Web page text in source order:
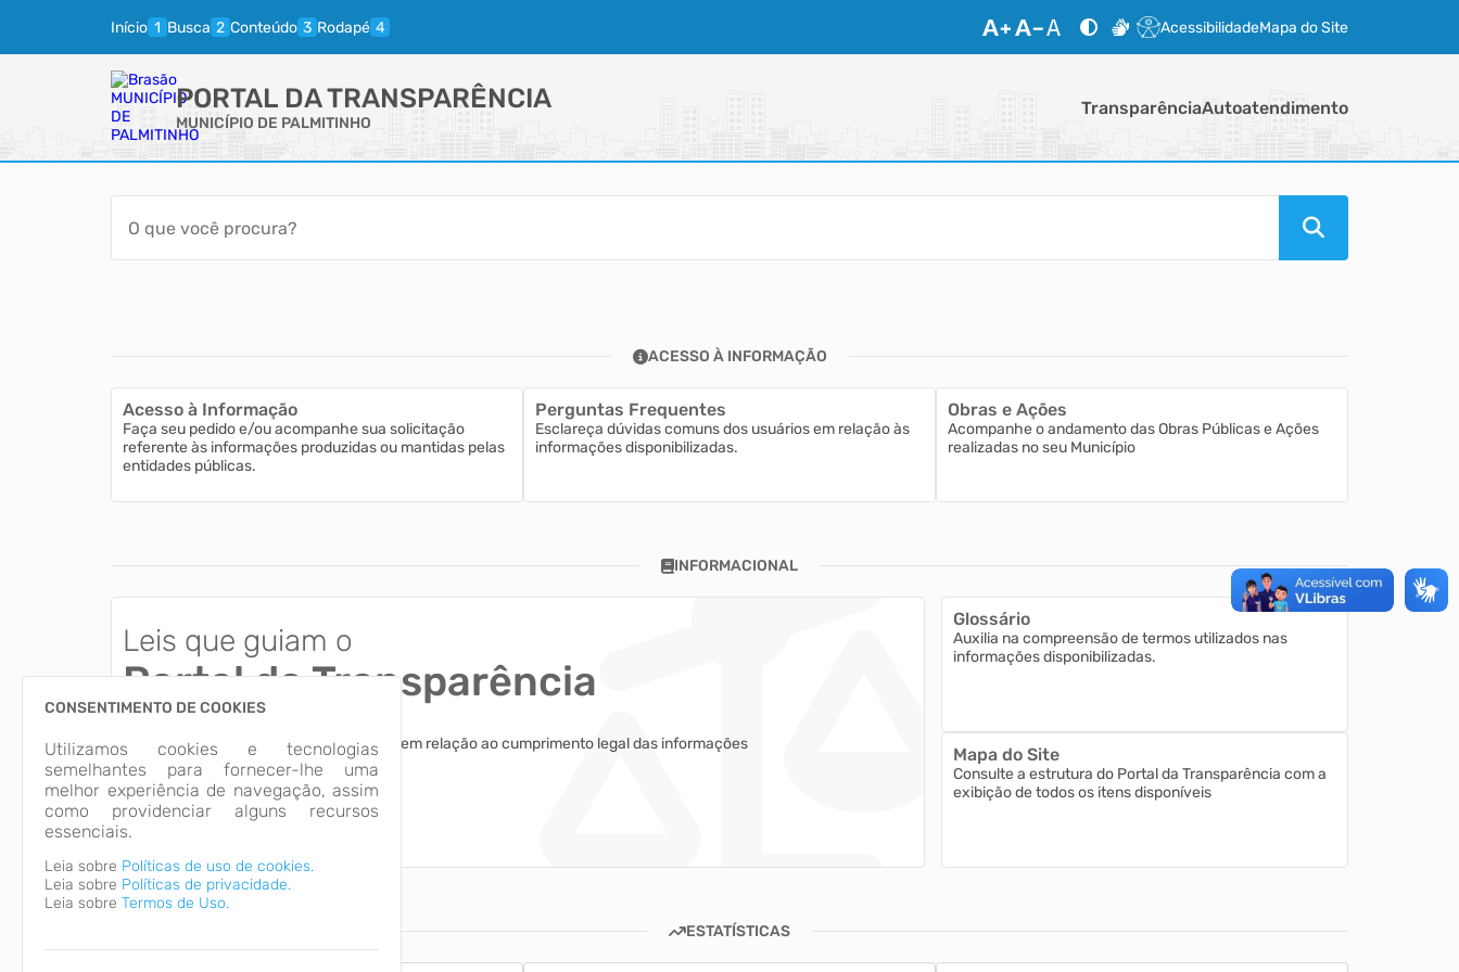
Início Busca Conteúdo Rodapé AcessibilidadeMapa do Site
PORTAL DA TRANSPARÊNCIA
MUNICÍPIO DE PALMITINHO
TransparênciaAutoatendimento
CONSENTIMENTO DE COOKIES
Utilizamos cookies e tecnologias
semelhantes para fornecer-lhe uma
melhor experiência de navegação, assim
como providenciar alguns recursos
essenciais.
Leia sobre Políticas de uso de cookies.
Leia sobre Políticas de privacidade.
Leia sobre Termos de Uso.
ACESSO À INFORMAÇÃO
Acesso à Informação
Faça seu pedido e/ou acompanhe sua solicitação
referente às informações produzidas ou mantidas pelas
entidades públicas.
Perguntas Frequentes
Esclareça dúvidas comuns dos usuários em relação às
informações disponibilizadas.
Obras e Ações
Acompanhe o andamento das Obras Públicas e Ações
realizadas no seu Município
INFORMACIONAL
Leis que guiam o
Portal da Transparência
Esclareça dúvidas comuns dos usuários em relação ao cumprimento legal das informações
apresentadas.
Acessar
Glossário
Auxilia na compreensão de termos utilizados nas
informações disponibilizadas.
Mapa do Site
Consulte a estrutura do Portal da Transparência com a
exibição de todos os itens disponíveis
ESTATÍSTICAS